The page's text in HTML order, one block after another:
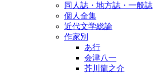
同人誌・地方誌・一般誌
個人全集
近代文学総論
作家別
あ行
会津八一
芥川龍之介